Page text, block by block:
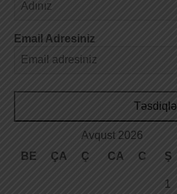
Email Adresiniz
Təsdiqlə
Avqust 2026
BE
ÇA Ç CA C Ş
1